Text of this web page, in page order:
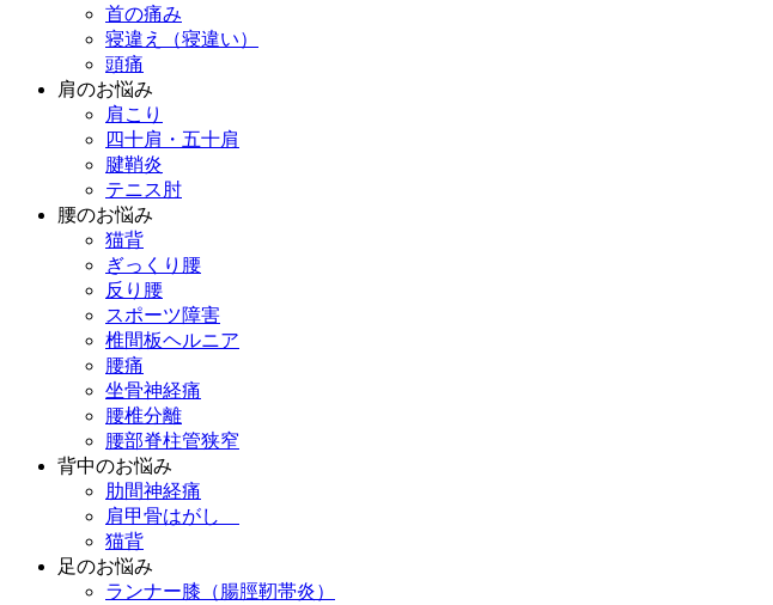
首の痛み
寝違え（寝違い）
頭痛
肩のお悩み
肩こり
四十肩・五十肩
腱鞘炎
テニス肘
腰のお悩み
猫背
ぎっくり腰
反り腰
スポーツ障害
椎間板ヘルニア
腰痛
坐骨神経痛
腰椎分離
腰部脊柱管狭窄
背中のお悩み
肋間神経痛
肩甲骨はがし
猫背
足のお悩み
ランナー膝（腸脛靭帯炎）